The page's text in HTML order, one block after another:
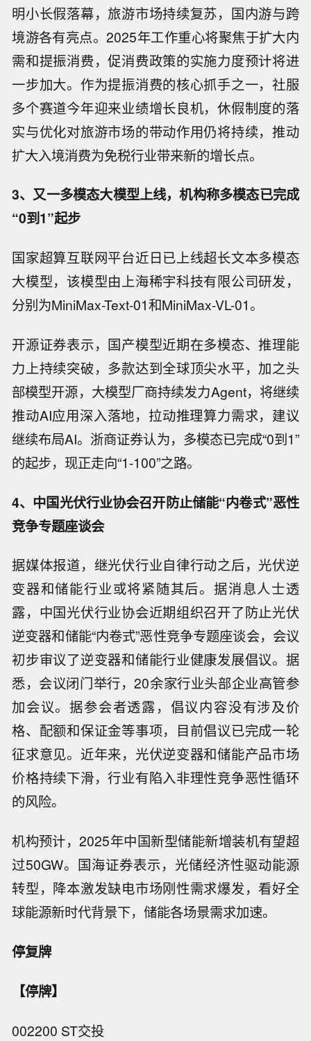
明小长假落幕，旅游市场持续复苏，国内游与跨
境游各有亮点。2025年工作重心将聚焦于扩大内
需和提振消费，促消费政策的实施力度预计将进
一步加大。作为提振消费的核心抓手之一，社服
多个赛道今年迎来业绩增长良机，休假制度的落
实与优化对旅游市场的带动作用仍将持续，推动
扩大入境消费为免税行业带来新的增长点。
3、又一多模态大模型上线，机构称多模态已完成
“0到1”起步
国家超算互联网平台近日已上线超长文本多模态
大模型，该模型由上海稀宇科技有限公司研发，
分别为MiniMax-Text-01和MiniMax-VL-01。
开源证券表示，国产模型近期在多模态、推理能
力上持续突破，多款达到全球顶尖水平，加之头
部模型开源，大模型厂商持续发力Agent，将继续
推动AI应用深入落地，拉动推理算力需求，建议
继续布局AI。浙商证券认为，多模态已完成“0到1”
的起步，现正走向“1-100”之路。
4、中国光伏行业协会召开防止储能“内卷式”恶性
竞争专题座谈会
据媒体报道，继光伏行业自律行动之后，光伏逆
变器和储能行业或将紧随其后。据消息人士透
露，中国光伏行业协会近期组织召开了防止光伏
逆变器和储能“内卷式”恶性竞争专题座谈会，会议
初步审议了逆变器和储能行业健康发展倡议。据
悉，会议闭门举行，20余家行业头部企业高管参
加会议。据参会者透露，倡议内容没有涉及价
格、配额和保证金等事项，目前倡议已完成一轮
征求意见。近年来，光伏逆变器和储能产品市场
价格持续下滑，行业有陷入非理性竞争恶性循环
的风险。
机构预计，2025年中国新型储能新增装机有望超
过50GW。国海证券表示，光储经济性驱动能源
转型，降本激发缺电市场刚性需求爆发，看好全
球能源新时代背景下，储能各场景需求加速。
停复牌
【停牌】
002200 ST交投